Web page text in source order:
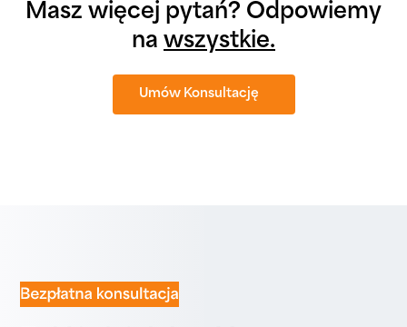
Masz więcej pytań? Odpowiemy
na wszystkie.
Umów Konsultację